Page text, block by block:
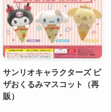
サンリオキャラクターズ ピ
ザおくるみマスコット（再
販）